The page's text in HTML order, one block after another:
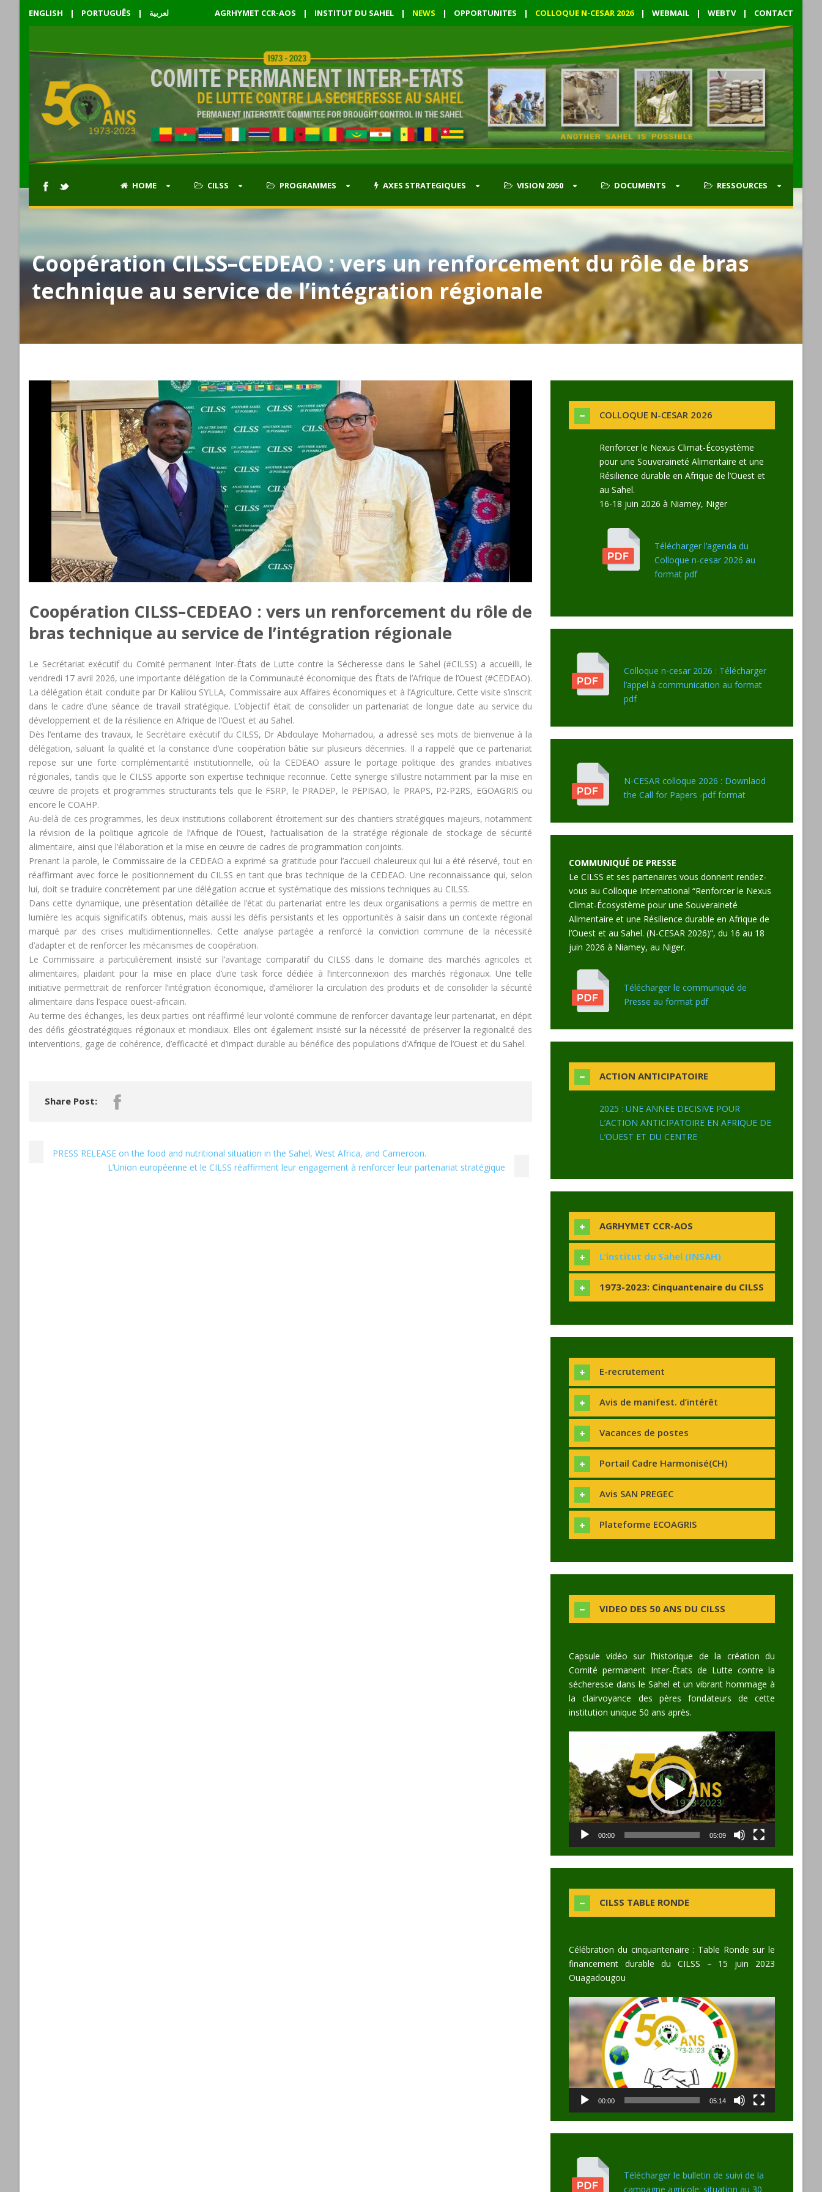
ENGLISH | PORTUGUÊS | لعربية AGRHYMET CCR-AOS | INSTITUT DU SAHEL | NEWS | OPPORTUNITES | COLLOQUE N-CESAR 2026 | WEBMAIL | WEBTV | CONTACT
HOME CILSS PROGRAMMES AXES STRATEGIQUES VISION 2050 DOCUMENTS RESSOURCES
Coopération CILSS–CEDEAO : vers un renforcement du rôle de bras
technique au service de l’intégration régionale
Coopération CILSS–CEDEAO : vers un renforcement du rôle de
bras technique au service de l’intégration régionale
Le Secrétariat exécutif du Comité permanent Inter-États de Lutte contre la Sécheresse dans le Sahel (#CILSS) a accueilli, le
vendredi 17 avril 2026, une importante délégation de la Communauté économique des États de l’Afrique de l’Ouest (#CEDEAO).
La délégation était conduite par Dr Kalilou SYLLA, Commissaire aux Affaires économiques et à l’Agriculture. Cette visite s’inscrit
dans le cadre d’une séance de travail stratégique. L’objectif était de consolider un partenariat de longue date au service du
développement et de la résilience en Afrique de l’Ouest et au Sahel.
Dès l’entame des travaux, le Secrétaire exécutif du CILSS, Dr Abdoulaye Mohamadou, a adressé ses mots de bienvenue à la
délégation, saluant la qualité et la constance d’une coopération bâtie sur plusieurs décennies. Il a rappelé que ce partenariat
repose sur une forte complémentarité institutionnelle, où la CEDEAO assure le portage politique des grandes initiatives
régionales, tandis que le CILSS apporte son expertise technique reconnue. Cette synergie s’illustre notamment par la mise en
œuvre de projets et programmes structurants tels que le FSRP, le PRADEP, le PEPISAO, le PRAPS, P2-P2RS, EGOAGRIS ou
encore le COAHP.
Au-delà de ces programmes, les deux institutions collaborent étroitement sur des chantiers stratégiques majeurs, notamment
la révision de la politique agricole de l’Afrique de l’Ouest, l’actualisation de la stratégie régionale de stockage de sécurité
alimentaire, ainsi que l’élaboration et la mise en œuvre de cadres de programmation conjoints.
Prenant la parole, le Commissaire de la CEDEAO a exprimé sa gratitude pour l’accueil chaleureux qui lui a été réservé, tout en
réaffirmant avec force le positionnement du CILSS en tant que bras technique de la CEDEAO. Une reconnaissance qui, selon
lui, doit se traduire concrètement par une délégation accrue et systématique des missions techniques au CILSS.
Dans cette dynamique, une présentation détaillée de l’état du partenariat entre les deux organisations a permis de mettre en
lumière les acquis significatifs obtenus, mais aussi les défis persistants et les opportunités à saisir dans un contexte régional
marqué par des crises multidimentionnelles. Cette analyse partagée a renforcé la conviction commune de la nécessité
d’adapter et de renforcer les mécanismes de coopération.
Le Commissaire a particulièrement insisté sur l’avantage comparatif du CILSS dans le domaine des marchés agricoles et
alimentaires, plaidant pour la mise en place d’une task force dédiée à l’interconnexion des marchés régionaux. Une telle
initiative permettrait de renforcer l’intégration économique, d’améliorer la circulation des produits et de consolider la sécurité
alimentaire dans l’espace ouest-africain.
Au terme des échanges, les deux parties ont réaffirmé leur volonté commune de renforcer davantage leur partenariat, en dépit
des défis géostratégiques régionaux et mondiaux. Elles ont également insisté sur la nécessité de préserver la regionalité des
interventions, gage de cohérence, d’efficacité et d’impact durable au bénéfice des populations d’Afrique de l’Ouest et du Sahel.
Share Post:
PRESS RELEASE on the food and nutritional situation in the Sahel, West Africa, and Cameroon.
L’Union européenne et le CILSS réaffirment leur engagement à renforcer leur partenariat stratégique
COLLOQUE N-CESAR 2026
Renforcer le Nexus Climat-Écosystème
pour une Souveraineté Alimentaire et une
Résilience durable en Afrique de l’Ouest et
au Sahel.
16-18 juin 2026 à Niamey, Niger
Télécharger l’agenda du
Colloque n-cesar 2026 au
format pdf
Colloque n-cesar 2026 : Télécharger
l’appel à communication au format
pdf
N-CESAR colloque 2026 : Downlaod
the Call for Papers -pdf format
COMMUNIQUÉ DE PRESSE
Le CILSS et ses partenaires vous donnent rendez-
vous au Colloque International “Renforcer le Nexus
Climat-Écosystème pour une Souveraineté
Alimentaire et une Résilience durable en Afrique de
l’Ouest et au Sahel. (N-CESAR 2026)”, du 16 au 18
juin 2026 à Niamey, au Niger.
Télécharger le communiqué de
Presse au format pdf
ACTION ANTICIPATOIRE
2025 : UNE ANNEE DECISIVE POUR
L’ACTION ANTICIPATOIRE EN AFRIQUE DE
L’OUEST ET DU CENTRE
AGRHYMET CCR-AOS
L’institut du Sahel (INSAH)
1973-2023: Cinquantenaire du CILSS
E-recrutement
Avis de manifest. d’intérêt
Vacances de postes
Portail Cadre Harmonisé(CH)
Avis SAN PREGEC
Plateforme ECOAGRIS
VIDEO DES 50 ANS DU CILSS
Capsule vidéo sur l’historique de la création du
Comité permanent Inter-États de Lutte contre la
sécheresse dans le Sahel et un vibrant hommage à
la clairvoyance des pères fondateurs de cette
institution unique 50 ans après.
00:00 05:09
CILSS TABLE RONDE
Célébration du cinquantenaire : Table Ronde sur le
financement durable du CILSS – 15 juin 2023
Ouagadougou
Video
Player
00:00 05:14
Télécharger le bulletin de suivi de la
campagne agricole: situation au 30